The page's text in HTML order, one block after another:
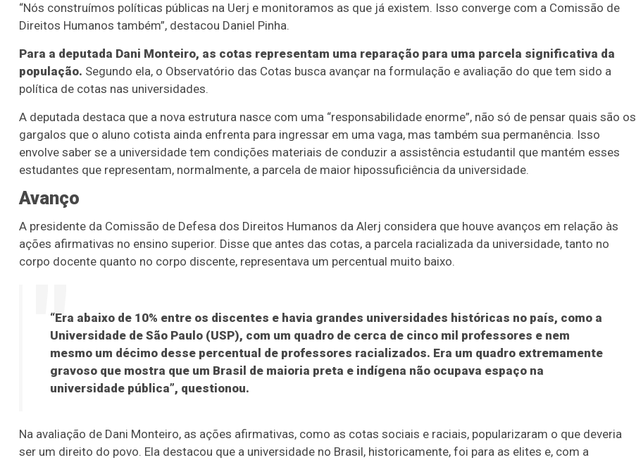
“Nós construímos políticas públicas na Uerj e monitoramos as que já existem. Isso converge com a Comissão de
Direitos Humanos também”, destacou Daniel Pinha.
Para a deputada Dani Monteiro, as cotas representam uma reparação para uma parcela significativa da
população. Segundo ela, o Observatório das Cotas busca avançar na formulação e avaliação do que tem sido a
política de cotas nas universidades.
A deputada destaca que a nova estrutura nasce com uma “responsabilidade enorme”, não só de pensar quais são os
gargalos que o aluno cotista ainda enfrenta para ingressar em uma vaga, mas também sua permanência. Isso
envolve saber se a universidade tem condições materiais de conduzir a assistência estudantil que mantém esses
estudantes que representam, normalmente, a parcela de maior hipossuficiência da universidade.
Avanço
A presidente da Comissão de Defesa dos Direitos Humanos da Alerj considera que houve avanços em relação às
ações afirmativas no ensino superior. Disse que antes das cotas, a parcela racializada da universidade, tanto no
corpo docente quanto no corpo discente, representava um percentual muito baixo.
“Era abaixo de 10% entre os discentes e havia grandes universidades históricas no país, como a
Universidade de São Paulo (USP), com um quadro de cerca de cinco mil professores e nem
mesmo um décimo desse percentual de professores racializados. Era um quadro extremamente
gravoso que mostra que um Brasil de maioria preta e indígena não ocupava espaço na
universidade pública”, questionou.
Na avaliação de Dani Monteiro, as ações afirmativas, como as cotas sociais e raciais, popularizaram o que deveria
ser um direito do povo. Ela destacou que a universidade no Brasil, historicamente, foi para as elites e, com a